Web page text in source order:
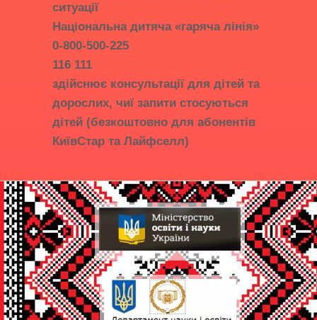
ситуації
Національна дитяча «гаряча лінія»
0-800-500-225
116 111
здійснює консультації для дітей та
дорослих, чиї запити стосуються
дітей (безкоштовно для абонентів
КиївСтар та Лайфселл)